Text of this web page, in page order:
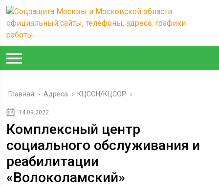
Главная › Адреса › КЦСОН/КЦСОР ›
14.09.2022
Комплексный центр
социального обслуживания и
реабилитации
«Волоколамский»